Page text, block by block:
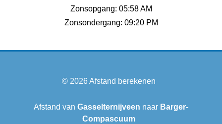
Zonsopgang: 05:58 AM
Zonsondergang: 09:20 PM
© 2026Afstand berekenen
Afstand van Gasselternijveen naar Barger-
Compascuum